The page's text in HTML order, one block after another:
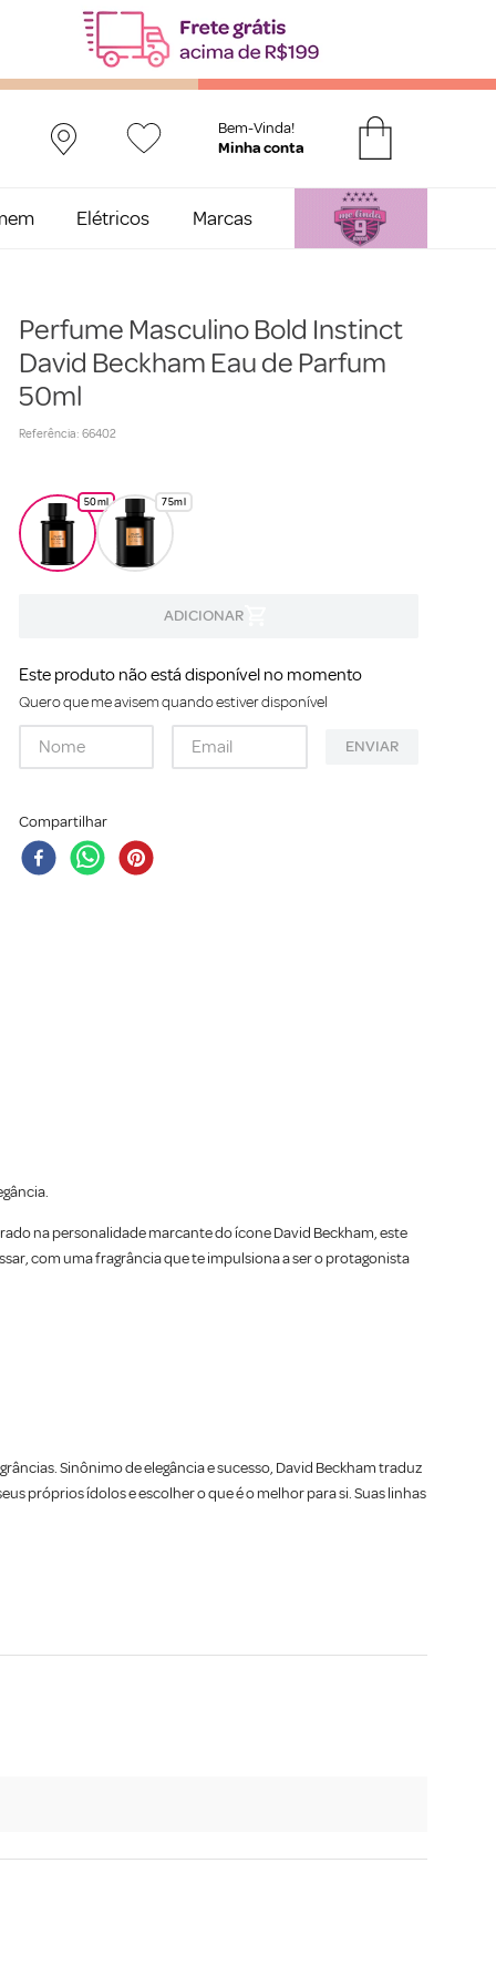
Bem-Vinda!
Elétricos Marcas
Perfume Masculino Bold Instinct
David Beckham Eau de Parfum
50ml
Referência: 66402
50ml 75ml
Este produto não está disponível no momento
Quero que me avisem quando estiver disponível
ENVIAR
Compartilhar
na personalidade marcante do ícone David Beckham, este
com uma fragrância que te impulsiona a ser o protagonista
Sinônimo de elegância e sucesso, David Beckham traduz
próprios ídolos e escolher o que é o melhor para si. Suas linhas